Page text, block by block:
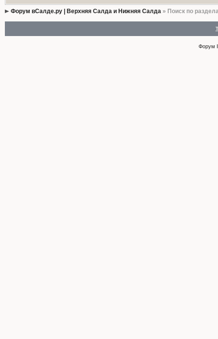
Форум вСалде.ру | Верхняя Салда и Нижняя Салда» Поиск по
Форум